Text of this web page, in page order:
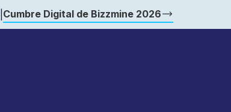
Cumbre Digital de Bizzmine 2026